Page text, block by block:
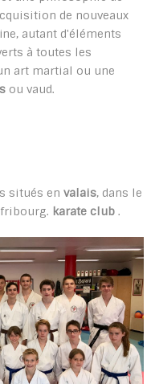
de nouveaux
autant d'éléments
à toutes les
art martial ou une
ou vaud.
situés en valais, dans le
karate club.